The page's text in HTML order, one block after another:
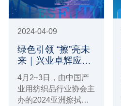
2024-04-09
绿色引领 “擦”亮未
来｜兴业卓辉应邀
参与2024亚洲擦拭
材料大会
4月2~3日，由中国产
业用纺织品行业协会主
办的2024亚洲擦拭材